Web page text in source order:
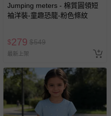
Jumping meters - 棉質圓領短
袖洋裝-童趣恐龍-粉色條紋
$279 $549
最新上架